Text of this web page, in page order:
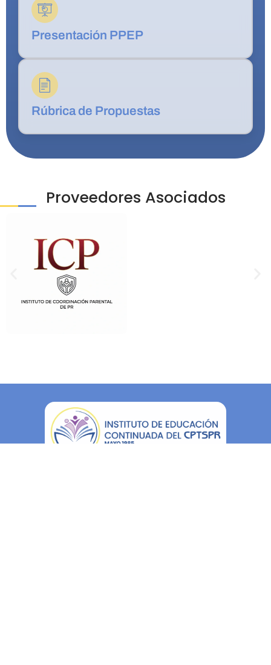
Presentación PPEP
Rúbrica de Propuestas
Proveedores Asociados